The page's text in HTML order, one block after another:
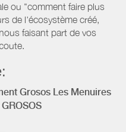
ou "comment faire plus
de l'écosystème créé,
faisant part de vos
Grosos Les Menuires